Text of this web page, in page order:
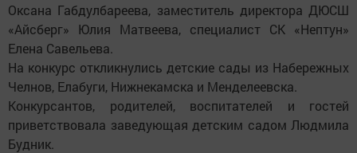
Оксана Габдулбареева, заместитель директора ДЮСШ
«Айсберг» Юлия Матвеева, специалист СК «Нептун»
Елена Савельева.
На конкурс откликнулись детские сады из Набережных
Челнов, Елабуги, Нижнекамска и Менделеевска.
Конкурсантов, родителей, воспитателей и гостей
приветствовала заведующая детским садом Людмила
Будник.